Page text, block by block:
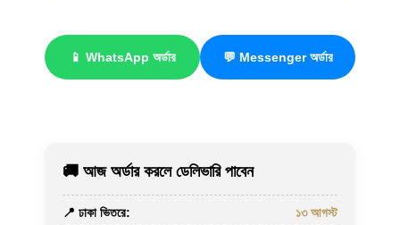
📱 WhatsApp অর্ডার 💬 Messenger অর্ডার
🚚 আজ অর্ডার করলে ডেলিভারি পাবেন
📍 ঢাকা ভিতরে: ১৩ আগস্ট